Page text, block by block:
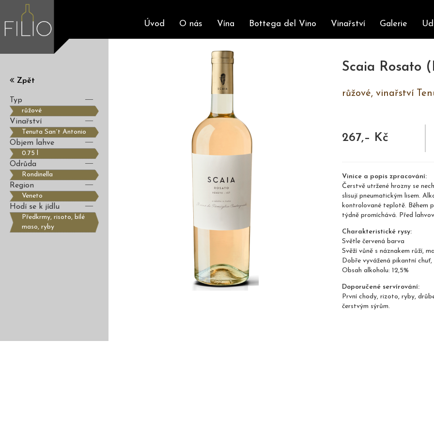
Úvod O nás Vína Bottega del Vino Vinařství Galerie
Zpět
Typ
růžové
Vinařství
Tenuta San´t Antonio
Objem lahve
0.75 l
Odrůda
Rondinella
Region
Veneto
Hodí se k jídlu
Předkrmy, risoto, bílé
maso, ryby
Scaia Rosato
růžové, vinařství
267,– Kč
Vinice a popis zpracování:
Čerstvě utržené hrozny se
slisují pneumatickým lisem.
kontrolované teplotě. Během
týdně promíchává. Před
Charakteristické rysy:
Světle červená barva
Svěží vůně s náznakem růží,
Dobře vyvážená pikantní
Obsah alkoholu: 12,5%
Doporučené servírování:
První chody, rizoto, ryby,
čerstvým sýrům.